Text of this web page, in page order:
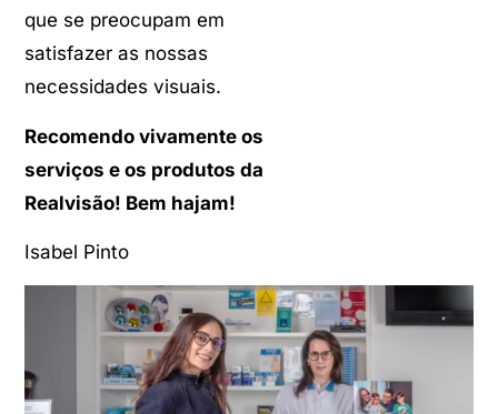
que se preocupam em
satisfazer as nossas
necessidades visuais.
Recomendo vivamente os
serviços e os produtos da
Realvisão! Bem hajam!
Isabel Pinto